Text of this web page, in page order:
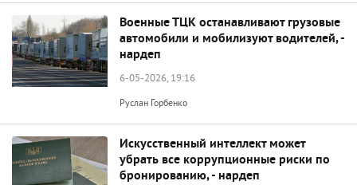
Военные ТЦК останавливают грузовые
автомобили и мобилизуют водителей, -
нардеп
6-05-2026, 19:16
Руслан Горбенко
Искусственный интеллект может
убрать все коррупционные риски по
бронированию, - нардеп